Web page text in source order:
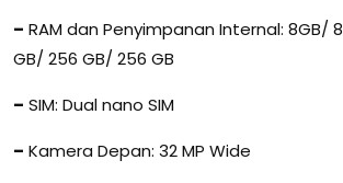
– RAM dan Penyimpanan Internal: 8GB/
GB/ 256 GB/ 256 GB
– SIM: Dual nano SIM
– Kamera Depan: 32 MP Wide